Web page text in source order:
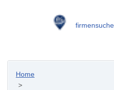
Home
>